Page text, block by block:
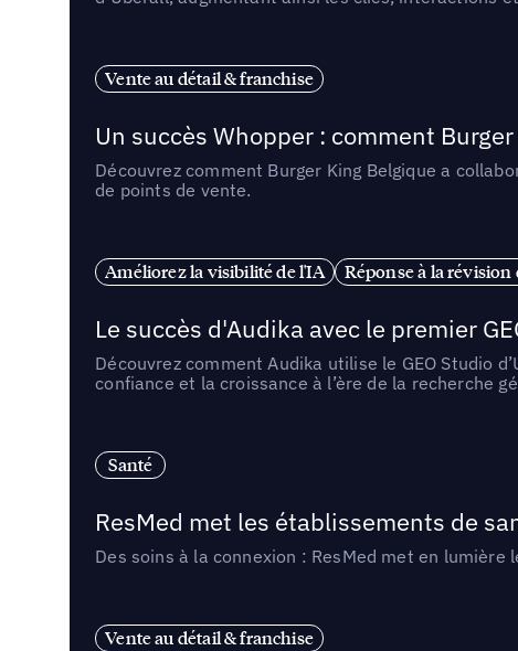
Vente au détail & franchise
Un succès Whopper : comment
Découvrez comment Burger King Belgique a
de points de vente.
Améliorez la visibilité de l'IA Réponse à la révision
Le succès d'Audika avec le premier
Découvrez comment Audika utilise le GEO Studio
confiance et la croissance à l’ère de la recherche
Santé
ResMed met les établissements de
Des soins à la connexion : ResMed met en
Vente au détail & franchise